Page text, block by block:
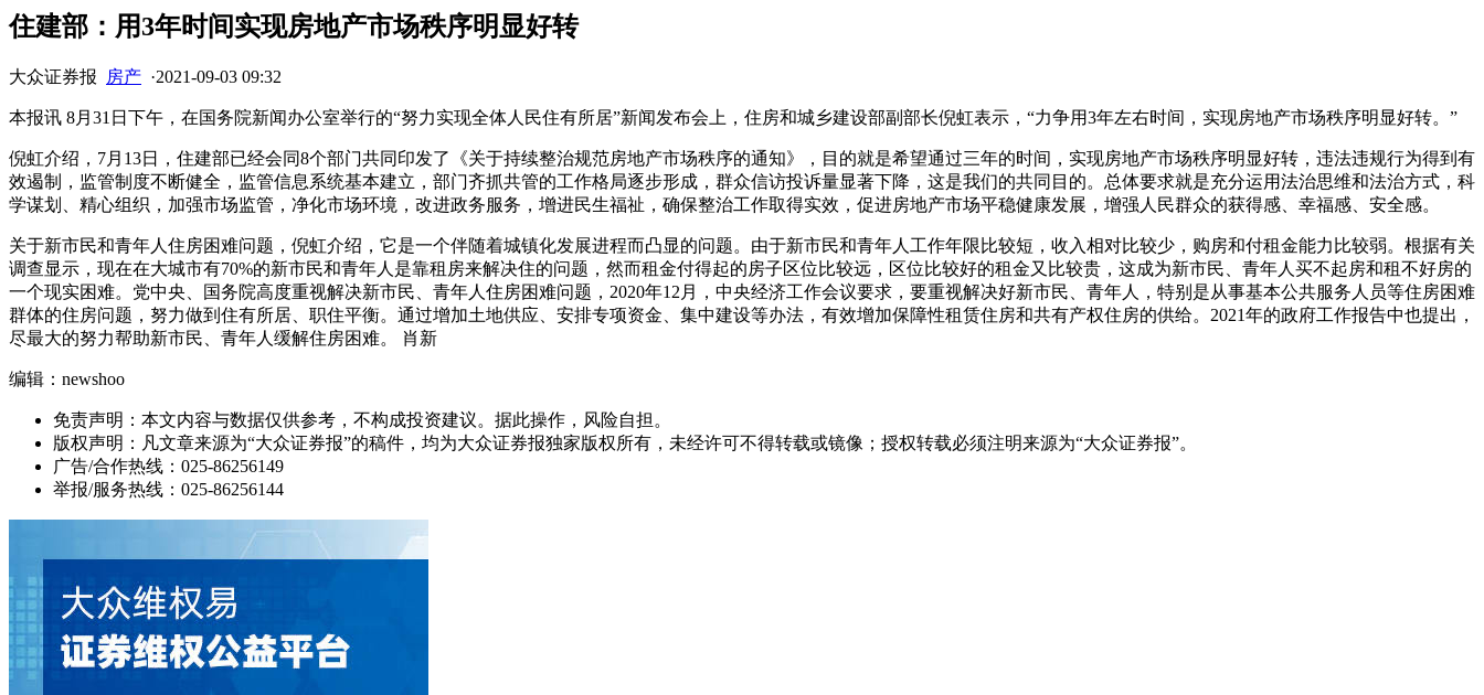
住建部：用3年时间实现房地产市场秩序明显好转
大众证券报 房产 ·2021-09-03 09:32
本报讯 8月31日下午，在国务院新闻办公室举行的“努力实现全体人民住有所居”新闻发布会上，住房和城乡建设部副部长倪虹表示，“力争用3年左右时间，实现房地产市场秩序明显好转。”
倪虹介绍，7月13日，住建部已经会同8个部门共同印发了《关于持续整治规范房地产市场秩序的通知》，目的就是希望通过三年的时间，实现房地产市场秩序明显好转，违法违规行为得到有
效遏制，监管制度不断健全，监管信息系统基本建立，部门齐抓共管的工作格局逐步形成，群众信访投诉量显著下降，这是我们的共同目的。总体要求就是充分运用法治思维和法治方式，科
学谋划、精心组织，加强市场监管，净化市场环境，改进政务服务，增进民生福祉，确保整治工作取得实效，促进房地产市场平稳健康发展，增强人民群众的获得感、幸福感、安全感。
关于新市民和青年人住房困难问题，倪虹介绍，它是一个伴随着城镇化发展进程而凸显的问题。由于新市民和青年人工作年限比较短，收入相对比较少，购房和付租金能力比较弱。根据有关
调查显示，现在在大城市有70%的新市民和青年人是靠租房来解决住的问题，然而租金付得起的房子区位比较远，区位比较好的租金又比较贵，这成为新市民、青年人买不起房和租不好房的
一个现实困难。党中央、国务院高度重视解决新市民、青年人住房困难问题，2020年12月，中央经济工作会议要求，要重视解决好新市民、青年人，特别是从事基本公共服务人员等住房困难
群体的住房问题，努力做到住有所居、职住平衡。通过增加土地供应、安排专项资金、集中建设等办法，有效增加保障性租赁住房和共有产权住房的供给。2021年的政府工作报告中也提出，
尽最大的努力帮助新市民、青年人缓解住房困难。 肖新
编辑：newshoo
免责声明：本文内容与数据仅供参考，不构成投资建议。据此操作，风险自担。
版权声明：凡文章来源为“大众证券报”的稿件，均为大众证券报独家版权所有，未经许可不得转载或镜像；授权转载必须注明来源为“大众证券报”。
广告/合作热线：025-86256149
举报/服务热线：025-86256144